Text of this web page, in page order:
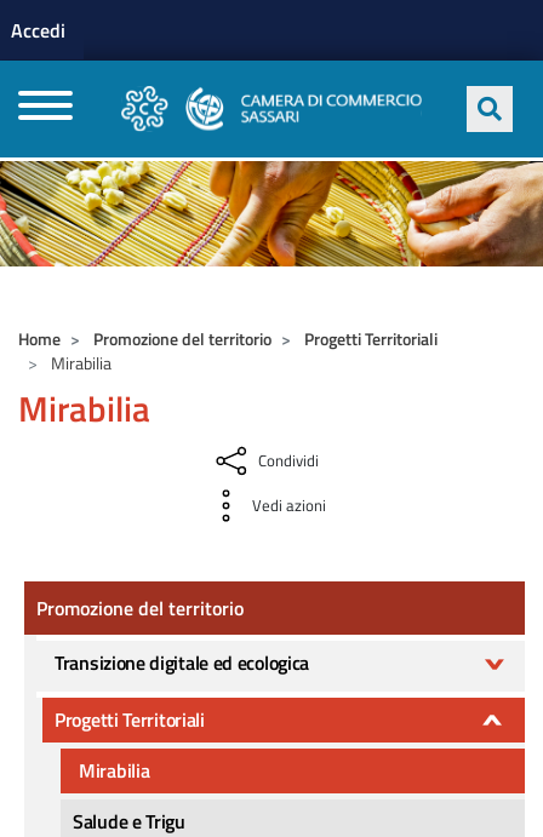
profilo utente
Accedi
Home Promozione del territorio
Progetti Territoriali
Mirabilia
Mirabilia
Condividi
Vedi azioni
Promozione del territorio
Promozione del territorio
Transizione digitale ed ecologica
Progetti Territoriali
Mirabilia
Salude e Trigu